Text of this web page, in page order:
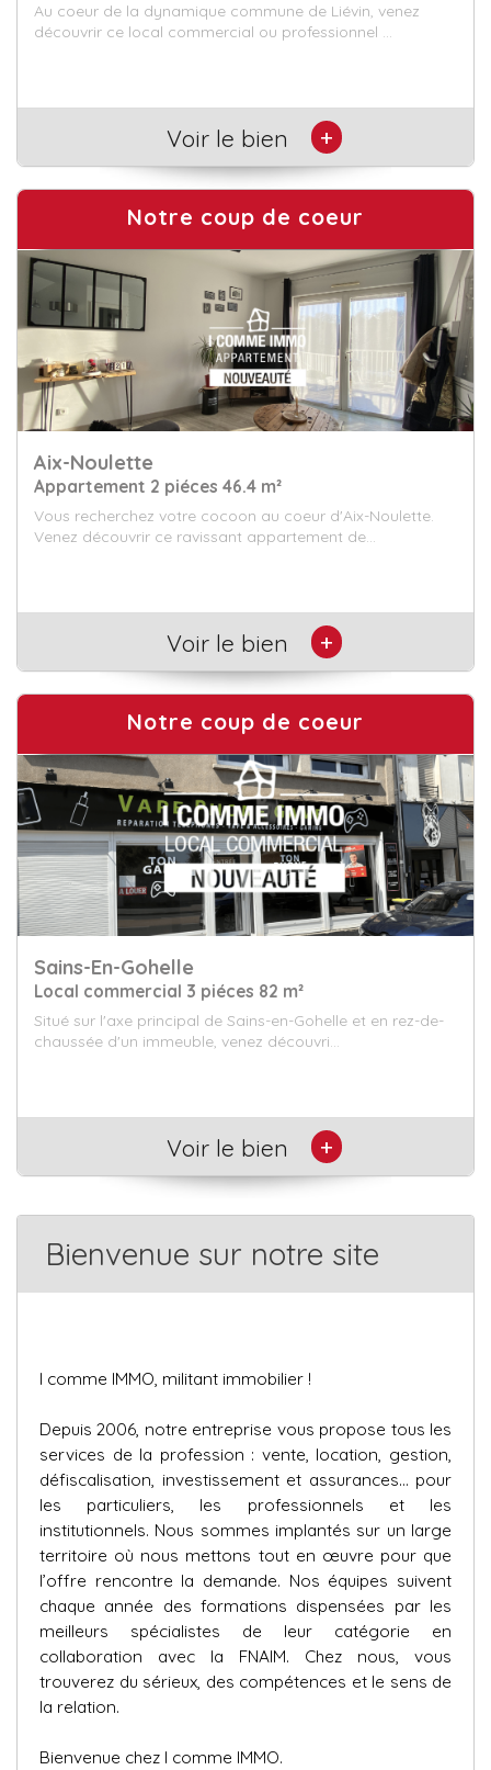
Sur la paisible commune de Vermelles, venez découvrir ce
charmant appartement de 70m² au deuxième...
Voir le bien +
Notre coup de coeur
Liévin
Local professionnel nbpieces piéces 87.51 m²
Liévin, à proximité directe du musée du Louvre-Lens, local
professionnel ou commercial d'environ ...
Voir le bien +
Notre coup de coeur
Souchez
Appartement 3 piéces 82.28 m²
En centre-ville de Souchez, découvrez cet appartement en
duplex de 82 m². Il vous offre, au rez-d...
Voir le bien +
Bienvenue sur notre site
I comme IMMO, militant immobilier !
Depuis 2006, notre entreprise vous propose tous les
services de la profession : vente, location, gestion,
défiscalisation, investissement et assurances… pour
les particuliers, les professionnels et les
institutionnels. Nous sommes implantés sur un large
territoire où nous mettons tout en œuvre pour que
l’offre rencontre la demande. Nos équipes suivent
chaque année des formations dispensées par les
meilleurs spécialistes de leur catégorie en
collaboration avec la FNAIM. Chez nous, vous
trouverez du sérieux, des compétences et le sens de
la relation.
Bienvenue chez I comme IMMO.